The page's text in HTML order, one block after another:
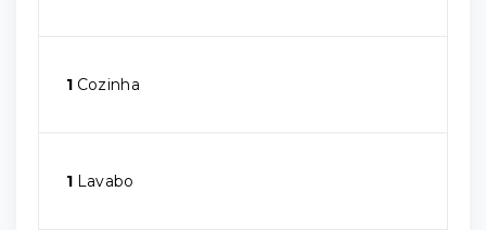
1 Cozinha
1 Lavabo